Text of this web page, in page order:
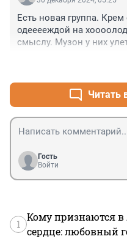
Есть новая группа.
одееееждой на
смыслу. Музон у них
humid opinion. И мэйби
и , тащит, как от
Мэйби бэйби стиль
Телку спродюсировали
Нафаршировали
качественно
хоспади, битых
огонь. Но... Ложка
Читать
Гость
Войти
1
Кому признаются
сердце: любовный